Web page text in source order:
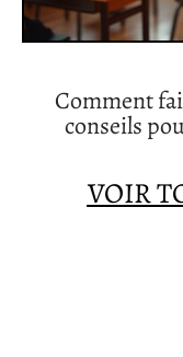
Comment
conseils
VOIR